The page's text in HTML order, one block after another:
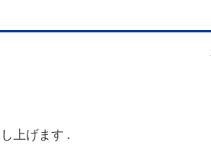
上げます .